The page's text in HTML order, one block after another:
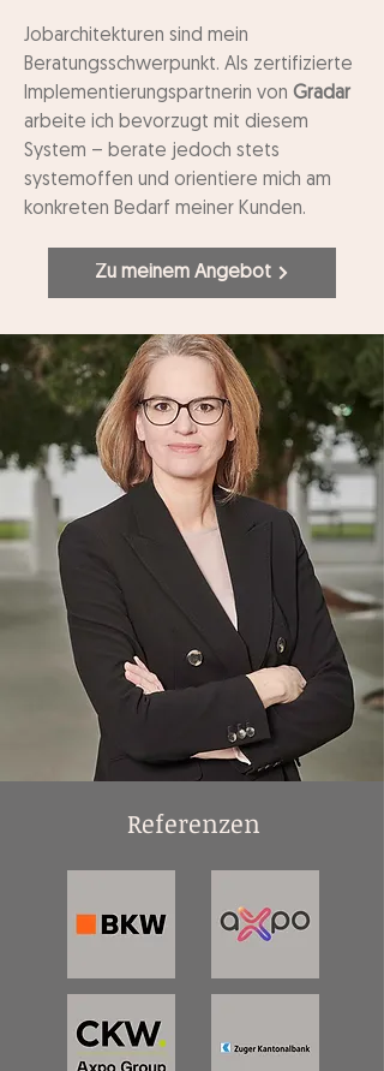
Jobarchitekturen sind mein
Beratungsschwerpunkt. Als zertifizierte
Implementierungspartnerin von Gradar
arbeite ich bevorzugt mit diesem
System – berate jedoch stets
systemoffen und orientiere mich am
konkreten Bedarf meiner Kunden.
Zu meinem Angebot
Referenzen